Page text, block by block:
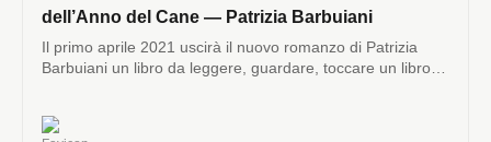
dell’Anno del Cane — Patrizia Barbuiani
Il primo aprile 2021 uscirà il nuovo romanzo di Patrizia
Barbuiani un libro da leggere, guardare, toccare un libro